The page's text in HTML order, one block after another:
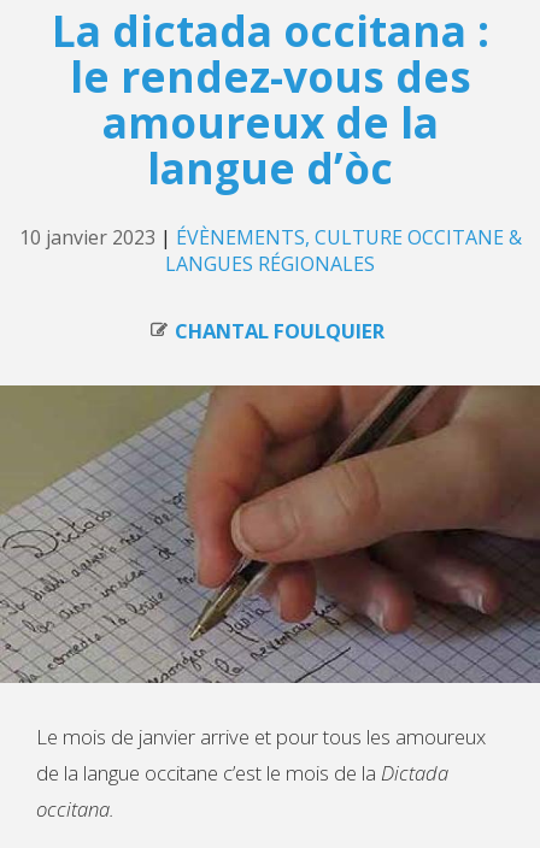
La dictada occitana :
le rendez-vous des
amoureux de la
langue d’òc
10 janvier 2023 | ÉVÈNEMENTS CULTURE OCCITANE &
LANGUES RÉGIONALES
CHANTAL FOULQUIER
Le mois de janvier arrive et pour tous les amoureux
de la langue occitane c’est le mois de la Dictada
occitana.